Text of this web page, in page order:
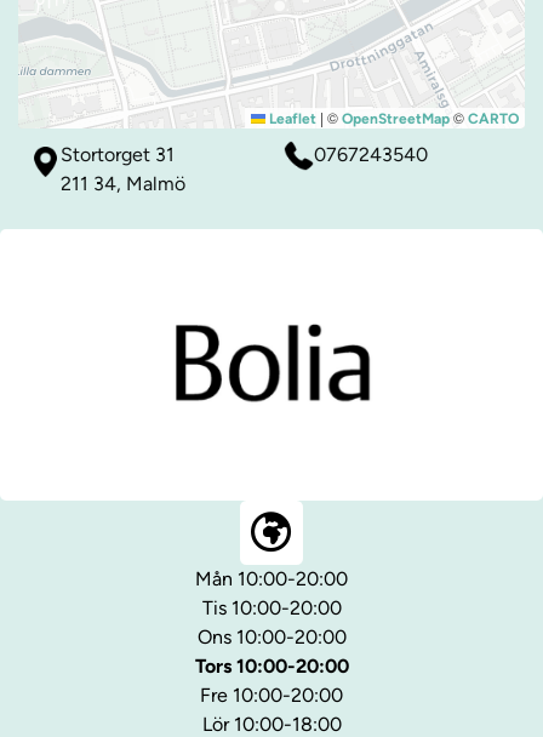
Leaflet | © OpenStreetMap © CARTO
Stortorget 31
211 34, Malmö
0767243540
Mån 10:00-20:00
Tis 10:00-20:00
Ons 10:00-20:00
Tors 10:00-20:00
Fre 10:00-20:00
Lör 10:00-18:00